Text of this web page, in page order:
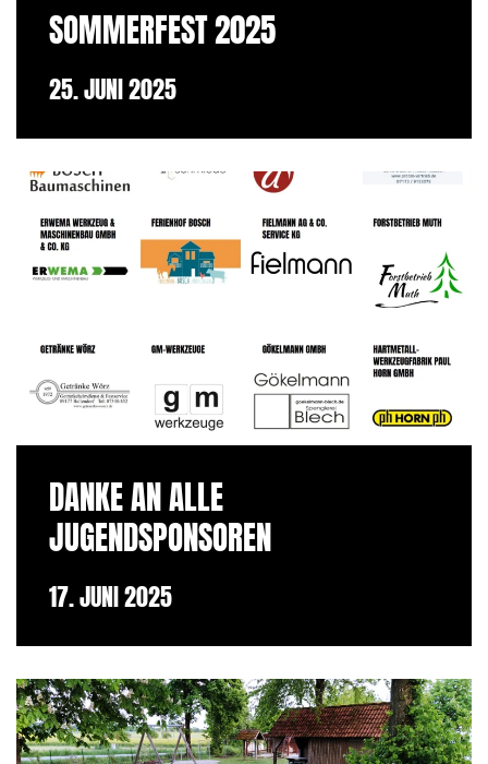
SOMMERFEST 2025
25. JUNI 2025
DANKE AN ALLE
JUGENDSPONSOREN
17. JUNI 2025